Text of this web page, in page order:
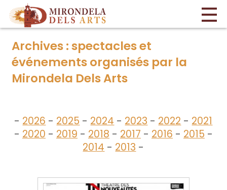
Archives : spectacles et
événements organisés par la
Mirondela Dels Arts
- 2026 - 2025 - 2024 - 2023 - 2022 - 2021
- 2020 - 2019 - 2018 - 2017 - 2016 - 2015 -
2014 - 2013 -